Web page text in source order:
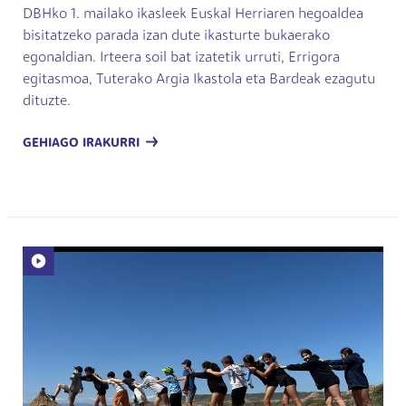
DBHko 1. mailako ikasleek Euskal Herriaren hegoaldea
bisitatzeko parada izan dute ikasturte bukaerako
egonaldian. Irteera soil bat izatetik urruti, Errigora
egitasmoa, Tuterako Argia Ikastola eta Bardeak ezagutu
dituzte.
GEHIAGO IRAKURRI